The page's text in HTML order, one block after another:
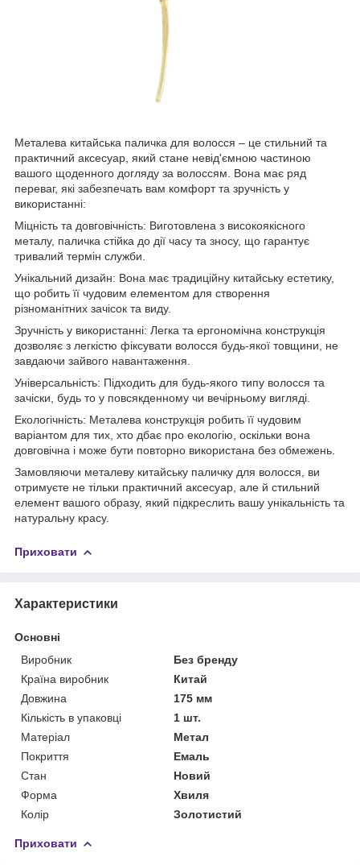
Металева китайська паличка для волосся – це стильний та
практичний аксесуар, який стане невід'ємною частиною
вашого щоденного догляду за волоссям. Вона має ряд
переваг, які забезпечать вам комфорт та зручність у
використанні:
Міцність та довговічність: Виготовлена з високоякісного
металу, паличка стійка до дії часу та зносу, що гарантує
тривалий термін служби.
Унікальний дизайн: Вона має традиційну китайську естетику,
що робить її чудовим елементом для створення
різноманітних зачісок та виду.
Зручність у використанні: Легка та ергономічна конструкція
дозволяє з легкістю фіксувати волосся будь-якої товщини, не
завдаючи зайвого навантаження.
Універсальність: Підходить для будь-якого типу волосся та
зачіски, будь то у повсякденному чи вечірньому вигляді.
Екологічність: Металева конструкція робить її чудовим
варіантом для тих, хто дбає про екологію, оскільки вона
довговічна і може бути повторно використана без обмежень.
Замовляючи металеву китайську паличку для волосся, ви
отримуєте не тільки практичний аксесуар, але й стильний
елемент вашого образу, який підкреслить вашу унікальність та
натуральну красу.
Приховати
Характеристики
Основні
Виробник
Без бренду
Країна виробник
Китай
Довжина
175 мм
Кількість в упаковці
1 шт.
Матеріал
Метал
Покриття
Емаль
Стан
Новий
Форма
Хвиля
Колір
Золотистий
Приховати